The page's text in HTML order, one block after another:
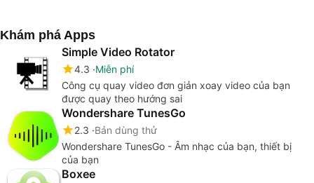
Khám phá Apps
Simple Video Rotator
4.3 Miễn phí
Công cụ quay video đơn giản xoay video của bạn
được quay theo hướng sai
Wondershare TunesGo
2.3 Bản dùng thử
Wondershare TunesGo - Âm nhạc của bạn, thiết bị
của bạn
Boxee